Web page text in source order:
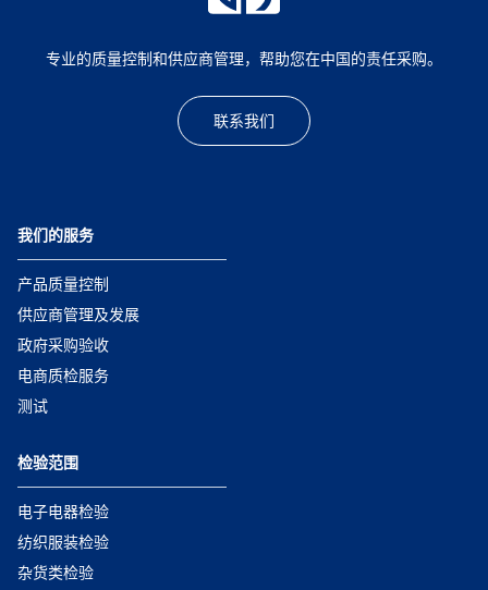
专业的质量控制和供应商管理，帮助您在中国的责任采购。
联系我们
我们的服务
产品质量控制
供应商管理及发展
政府采购验收
电商质检服务
测试
检验范围
电子电器检验
纺织服装检验
杂货类检验